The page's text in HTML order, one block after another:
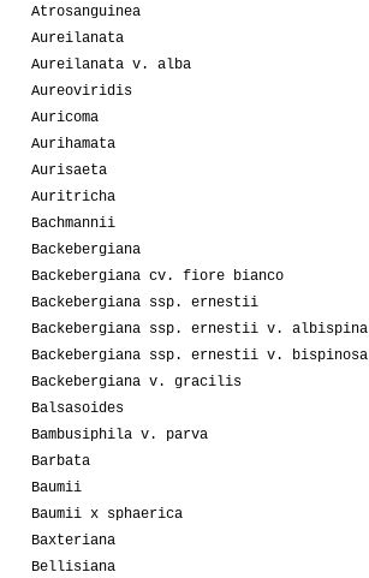
Atrosanguinea
Aureilanata
Aureilanata v. alba
Aureoviridis
Auricoma
Aurihamata
Aurisaeta
Auritricha
Bachmannii
Backebergiana
Backebergiana cv. fiore bianco
Backebergiana ssp. ernestii
Backebergiana ssp. ernestii v. albispina
Backebergiana ssp. ernestii v. bispinosa
Backebergiana v. gracilis
Balsasoides
Bambusiphila v. parva
Barbata
Baumii
Baumii x sphaerica
Baxteriana
Bellisiana